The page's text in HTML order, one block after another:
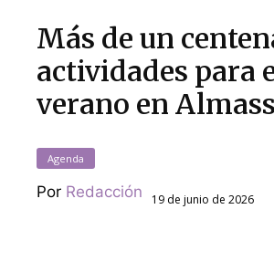
Más de un
actividades para
verano en
Agenda
Por Redacción 19 de junio de 2026